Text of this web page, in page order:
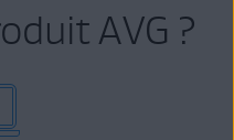
AVG ?